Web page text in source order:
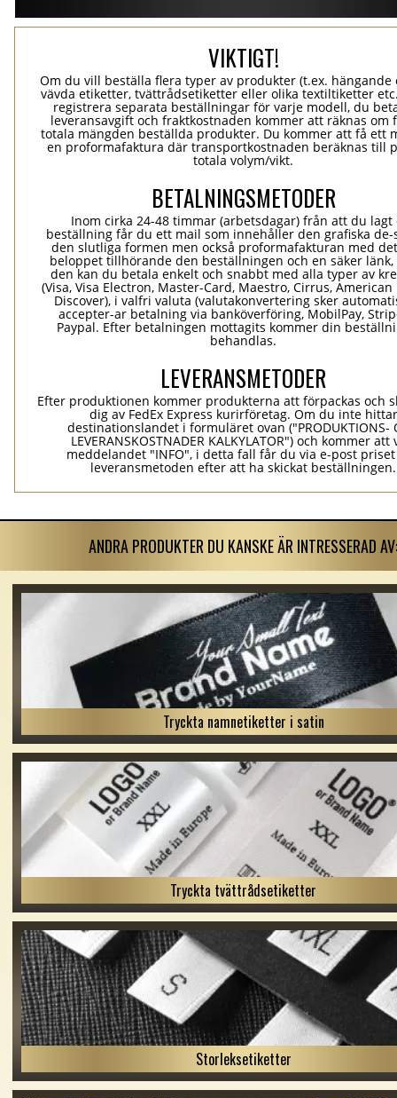
VIKTIGT!
Om du vill beställa flera typer av produkter (t.ex. hängande
vävda etiketter, tvättrådsetiketter eller olika textiltiketter
registrera separata beställningar för varje modell, du
leveransavgift och fraktkostnaden kommer att räknas om
totala mängden beställda produkter. Du kommer att få ett
en proformafaktura där transportkostnaden beräknas till
totala volym/vikt.
BETALNINGSMETODER
Inom cirka 24-48 timmar (arbetsdagar) från att du
beställning får du ett mail som innehåller den grafiska
den slutliga formen men också proformafakturan med
beloppet tillhörande den beställningen och en säker länk,
den kan du betala enkelt och snabbt med alla typer av
(Visa, Visa Electron, Master-Card, Maestro, Cirrus, American
Discover), i valfri valuta (valutakonvertering sker
accepter-ar betalning via banköverföring, MobilPay,
Paypal. Efter betalningen mottagits kommer din
behandlas.
LEVERANSMETODER
Efter produktionen kommer produkterna att förpackas och
dig av FedEx Express kurirföretag. Om du inte hittar
destinationslandet i formuläret ovan ("PRODUKTIONS-
LEVERANSKOSTNADER KALKYLATOR") och kommer att
meddelandet "INFO", i detta fall får du via e-post
leveransmetoden efter att ha skickat beställningen.
ANDRA PRODUKTER DU KANSKE ÄR INTRESSERAD
Tryckta namnetiketter i satin
Tryckta tvättrådsetiketter
Storleksetiketter